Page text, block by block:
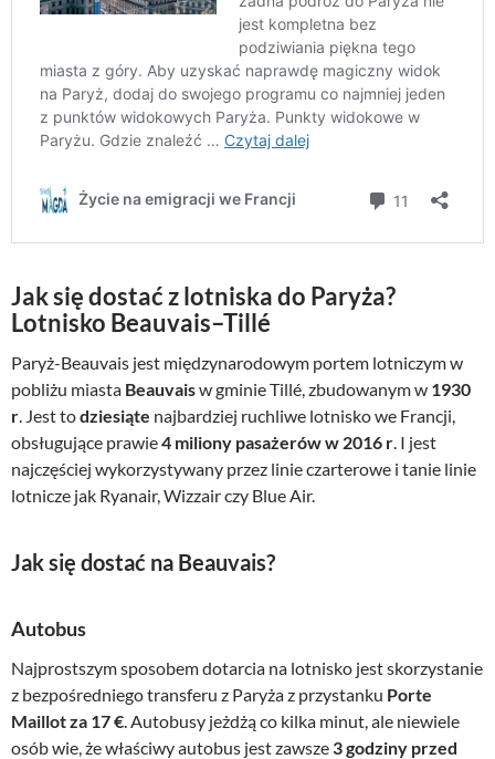
Jak się dostać z lotniska do Paryża?
Lotnisko Beauvais–Tillé
Paryż-Beauvais jest międzynarodowym portem lotniczym w
pobliżu miasta Beauvaisw gminie Tillé, zbudowanym w 1930
r . Jest todziesiąte najbardziej ruchliwe lotnisko we Francji,
obsługujące prawie4 miliony pasażerów w 2016 r . I jest
najczęściej wykorzystywany przez linie czarterowe i tanie linie
lotnicze jak Ryanair, Wizzair czy Blue Air.
Jak się dostać na Beauvais?
Autobus
Najprostszym sposobem dotarcia na lotnisko jest skorzystanie
z bezpośredniego transferu z Paryża z przystanku Porte
Maillot za 17 € . Autobusy jeżdżą co kilka minut, ale niewiele
osób wie, że właściwy autobus jest zawsze 3 godziny przed